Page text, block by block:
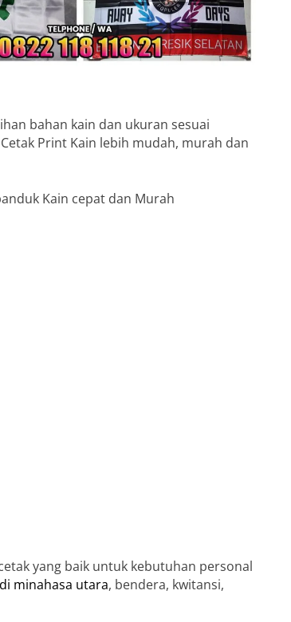
bahan kain dan ukuran sesuai
Print Kain lebih mudah, murah dan
yang baik untuk kebutuhan personal
minahasa utara, bendera, kwitansi,